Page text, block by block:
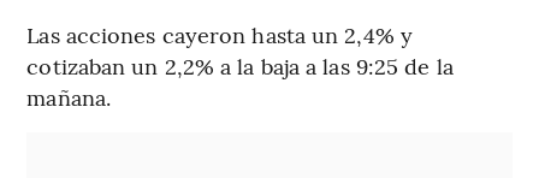
Las acciones cayeron hasta un 2,4% y
cotizaban un 2,2% a la baja a las 9:25 de la
mañana.